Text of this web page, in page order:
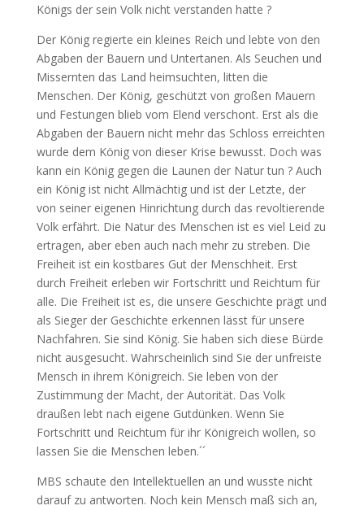
Königs der sein Volk nicht verstanden hatte ?
Der König regierte ein kleines Reich und lebte von den
Abgaben der Bauern und Untertanen. Als Seuchen und
Missernten das Land heimsuchten, litten die
Menschen. Der König, geschützt von großen Mauern
und Festungen blieb vom Elend verschont. Erst als die
Abgaben der Bauern nicht mehr das Schloss erreichten
wurde dem König von dieser Krise bewusst. Doch was
kann ein König gegen die Launen der Natur tun ? Auch
ein König ist nicht Allmächtig und ist der Letzte, der
von seiner eigenen Hinrichtung durch das revoltierende
Volk erfährt. Die Natur des Menschen ist es viel Leid zu
ertragen, aber eben auch nach mehr zu streben. Die
Freiheit ist ein kostbares Gut der Menschheit. Erst
durch Freiheit erleben wir Fortschritt und Reichtum für
alle. Die Freiheit ist es, die unsere Geschichte prägt und
als Sieger der Geschichte erkennen lässt für unsere
Nachfahren. Sie sind König. Sie haben sich diese Bürde
nicht ausgesucht. Wahrscheinlich sind Sie der unfreiste
Mensch in ihrem Königreich. Sie leben von der
Zustimmung der Macht, der Autorität. Das Volk
draußen lebt nach eigene Gutdünken. Wenn Sie
Fortschritt und Reichtum für ihr Königreich wollen, so
lassen Sie die Menschen leben.´´
MBS schaute den Intellektuellen an und wusste nicht
darauf zu antworten. Noch kein Mensch maß sich an,